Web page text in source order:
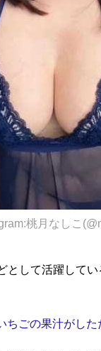
桃月なしこ
として活躍して
ちごの果汁がし